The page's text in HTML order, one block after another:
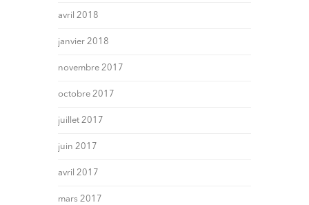
avril 2018
janvier 2018
novembre 2017
octobre 2017
juillet 2017
juin 2017
avril 2017
mars 2017